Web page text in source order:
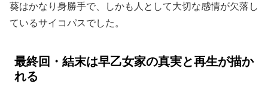
葵はかなり身勝手で、しかも人として大切な感情が欠落し
ているサイコパスでした。
最終回・結末は早乙女家の真実と再生が描か
れる